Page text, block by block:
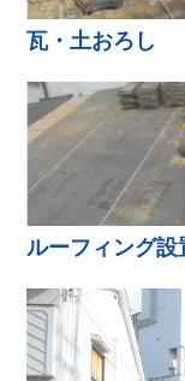
瓦・土おろし
ルーフィング設